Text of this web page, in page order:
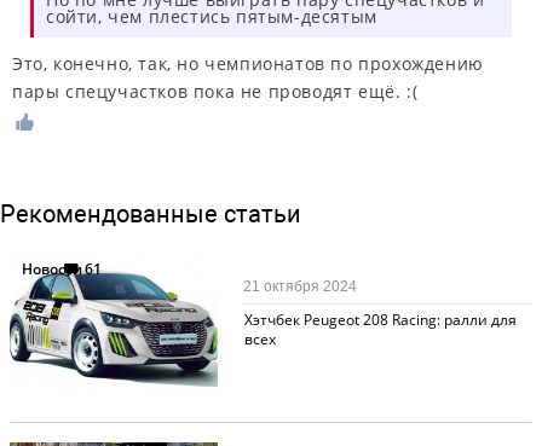
сойти, чем плестись пятым-десятым
Это, конечно, так, но чемпионатов по прохождению
пары спецучастков пока не проводят ещё. :(
Рекомендованные статьи
Новости61
Хэтчбек Peugeot 208 Racing: ралли для
всех
21 октября 2024